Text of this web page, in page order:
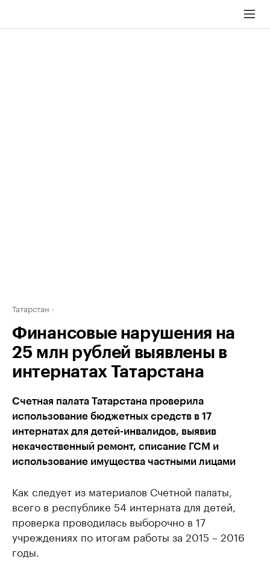
Татарстан
Финансовые нарушения на
25 млн рублей выявлены в
интернатах Татарстана
Счетная палата Татарстана проверила
использование бюджетных средств в 17
интернатах для детей-инвалидов, выявив
некачественный ремонт, списание ГСМ и
использование имущества частными лицами
Как следует из материалов Счетной палаты,
всего в республике 54 интерната для детей,
проверка проводилась выборочно в 17
учреждениях по итогам работы за 2015 – 2016
годы.